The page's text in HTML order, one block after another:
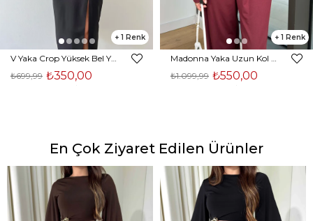
1
₺350,00
₺699,99
1
₺550,00
₺1.099,99
En Çok Ziyaret Edilen Ürünler